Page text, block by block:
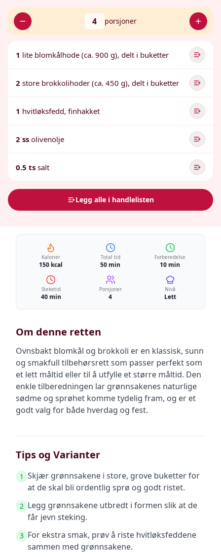
4 porsjoner
1 lite blomkålhode (ca. 900 g), delt i buketter
2 store brokkolihoder (ca. 450 g), delt i buketter
1 hvitløksfedd, finhakket
2 ss olivenolje
0.5 ts salt
Legg alle i handlelisten
Kalorier
150 kcal
Total tid
50 min
Forberedelse
10 min
Steketid
40 min
Porsjoner
4
Nivå
Lett
Om denne retten
Ovnsbakt blomkål og brokkoli er en klassisk, sunn
og smakfull tilbehørsrett som passer perfekt som
et lett måltid eller til å utfylle et større måltid. Den
enkle tilberedningen lar grønnsakenes naturlige
sødme og sprøhet komme tydelig fram, og er et
godt valg for både hverdag og fest.
Tips og Varianter
1 Skjær grønnsakene i store, grove buketter for
at de skal bli ordentlig sprø og godt ristet.
2 Legg grønnsakene utbredt i formen slik at de
får jevn steking.
3 For ekstra smak, prøv å riste hvitløksfeddene
sammen med grønnsakene.